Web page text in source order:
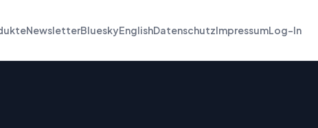
NewsletterBlueskyEnglishDatenschutzImpressumLog-In